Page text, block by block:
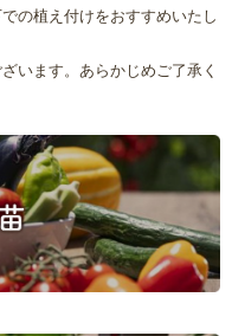
の植え付けをおすすめいたし
います。あらかじめご了承く